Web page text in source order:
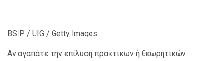
BSIP / UIG / Getty Images
Αν αγαπάτε την επίλυση πρακτικών ή θεωρητικών